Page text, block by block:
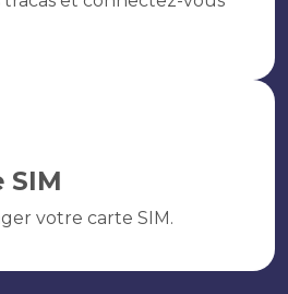
SIM
votre carte SIM.